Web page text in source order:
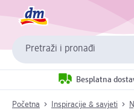
Pretraži i pronađi
Besplatna
Početna Inspiracije & savjeti